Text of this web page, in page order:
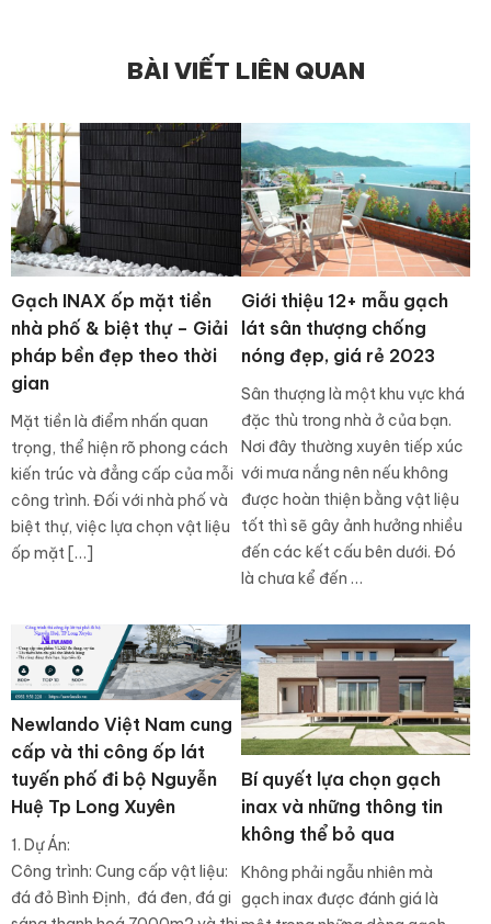
BÀI VIẾT LIÊN QUAN
Gạch INAX ốp mặt tiền
nhà phố & biệt thự – Giải
pháp bền đẹp theo thời
gian
Mặt tiền là điểm nhấn quan
trọng, thể hiện rõ phong cách
kiến trúc và đẳng cấp của mỗi
công trình. Đối với nhà phố và
biệt thự, việc lựa chọn vật liệu
ốp mặt […]
Giới thiệu 12+ mẫu gạch
lát sân thượng chống
nóng đẹp, giá rẻ 2023
Sân thượng là một khu vực khá
đặc thù trong nhà ở của bạn.
Nơi đây thường xuyên tiếp xúc
với mưa nắng nên nếu không
được hoàn thiện bằng vật liệu
tốt thì sẽ gây ảnh hưởng nhiều
đến các kết cấu bên dưới. Đó
là chưa kể đến …
Newlando Việt Nam cung
cấp và thi công ốp lát
tuyến phố đi bộ Nguyễn
Huệ Tp Long Xuyên
1. Dự Án:
Công trình: Cung cấp vật liệu:
đá đỏ Bình Định, đá đen, đá gi
Bí quyết lựa chọn gạch
inax và những thông tin
không thể bỏ qua
Không phải ngẫu nhiên mà
gạch inax được đánh giá là